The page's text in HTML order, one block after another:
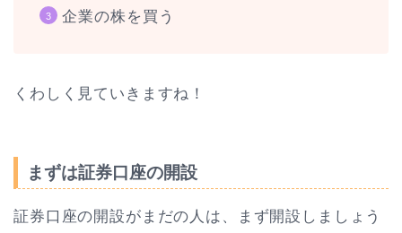
企業の株を買う
くわしく見ていきますね！
まずは証券口座の開設
証券口座の開設がまだの人は、まず開設しましょう